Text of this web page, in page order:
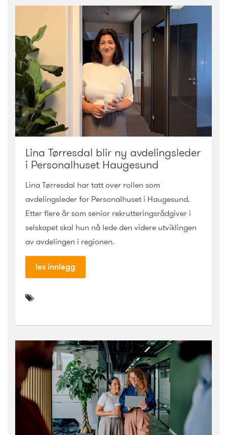
Lina Tørresdal blir ny avdelingsleder
i Personalhuset Haugesund
Lina Tørresdal har tatt over rollen som
avdelingsleder for Personalhuset i Haugesund.
Etter flere år som senior rekrutteringsrådgiver i
selskapet skal hun nå lede den videre utviklingen
av avdelingen i regionen.
les innlegg